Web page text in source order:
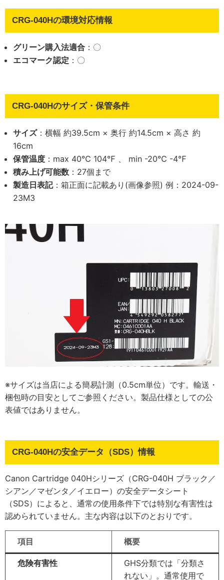
CRG-040Hの環境対応情報
グリーン購入法適合 ：〇
エコマーク認定 ：〇
CRG-040Hのサイズ・保管条件
サイズ：横幅 約39.5cm × 奥行 約14.5cm × 高さ 約
16cm
保管温度 ：max 40℃ 104℉ 、 min -20℃ -4℉
積み上げ可能数 ：27個まで
製造日表記：箱正面に記載あり(画像参照) 例：2024-09-
23M3
※サイズは当店による簡易計測（0.5cm単位）です。輸送・
梱包時の目安としてご参照ください。製品仕様としての公
表値ではありません。
CRG-040Hの安全データ（SDS）情報
Canon Cartridge 040Hシリーズ（CRG-040H ブラック／
シアン／マゼンタ／イエロー）の安全データシート
（SDS）によると、通常の使用条件下では特別な有害性は
認められていません。主な内容は以下のとおりです。
項目 概要
危険有害性
GHS分類では「分類さ
れない」。通常使用で